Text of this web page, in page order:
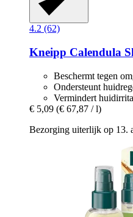
4.2 (62)
Kneipp Calendula
Beschermt tegen
Ondersteunt
Vermindert
€ 5,09 (€ 67,87 / l)
Bezorging uiterlijk op 13.